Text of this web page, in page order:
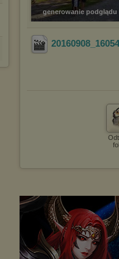
generowanie podglądu